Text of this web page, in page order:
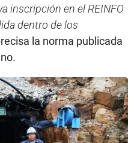
inscripción en el REINFO
dentro de los
la norma publicada